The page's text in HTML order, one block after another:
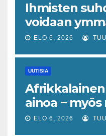
Ihmisten
voidaan
tajun
ELO 6, 2026
UUTISIA
ainoa − myös
virustaudit
ELO 6, 2026